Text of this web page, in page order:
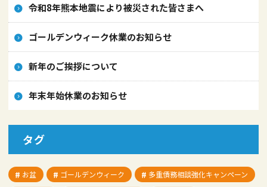
令和8年熊本地震により被災された皆さまへ
ゴールデンウィーク休業のお知らせ
新年のご挨拶について
年末年始休業のお知らせ
タグ
お盆 ゴールデンウィーク
多重債務相談強化キャンペーン